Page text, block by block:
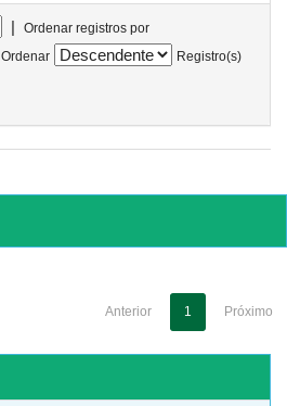
|
Ordenar registros por
Ordenar
Registro(s)
Anterior 1 Próximo